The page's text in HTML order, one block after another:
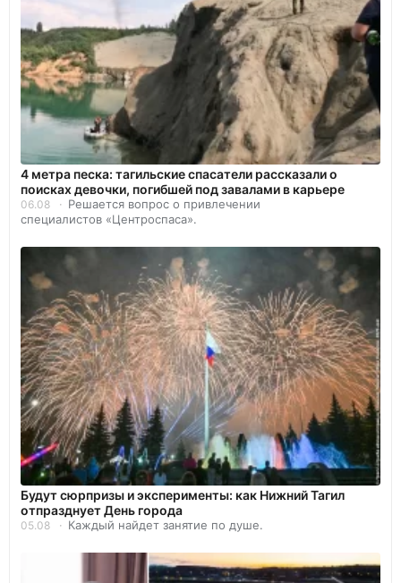
4 метра песка: тагильские спасатели рассказали о
поисках девочки, погибшей под завалами в карьере
06.08
Решается вопрос о привлечении
специалистов «Центроспаса».
Будут сюрпризы и эксперименты: как Нижний Тагил
отпразднует День города
05.08 Каждый найдет занятие по душе.